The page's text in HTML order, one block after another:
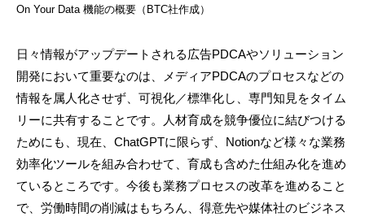
On Your Data 機能の概要（BTC社作成）
日々情報がアップデートされる広告PDCAやソリューション
開発において重要なのは、メディアPDCAのプロセスなどの
情報を属人化させず、可視化／標準化し、専門知見をタイム
リーに共有することです。人材育成を競争優位に結びつける
ためにも、現在、ChatGPTに限らず、Notionなど様々な業務
効率化ツールを組み合わせて、育成も含めた仕組み化を進め
ているところです。今後も業務プロセスの改革を進めること
で、労働時間の削減はもちろん、得意先や媒体社のビジネス